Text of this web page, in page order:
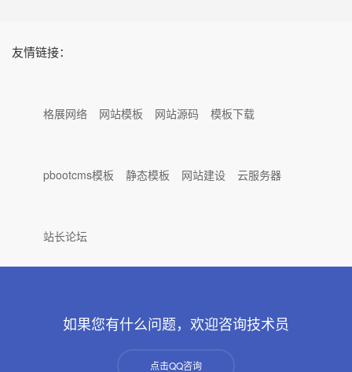
友情链接：
格展网络 网站模板 网站源码 模板下载
pbootcms模板 静态模板 网站建设 云服务器
站长论坛
如果您有什么问题，欢迎咨询技术员
点击QQ咨询